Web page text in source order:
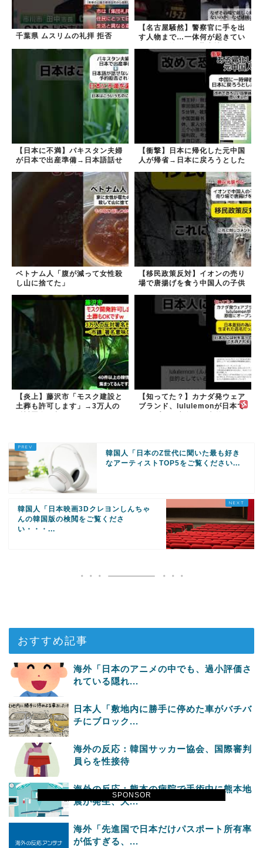
SPONSOR
千葉県 ムスリムの礼拝 拒否
【名古屋騒然】警察官に手を出
す人物まで…一体何が起きてい
#japan
【日本に不満】パキスタン夫婦
が日本で出産準備→日本語話せ
【衝撃】日本に帰化した元中国
人が帰省→日本に戻ろうとした
ベトナム人「腹が減って女性殺
し山に捨てた」
【移民政策反対】イオンの売り
場で唐揚げを食う中国人の子供
【炎上】藤沢市「モスク建設と
土葬も許可します」→3万人の
【知ってた？】カナダ発ウェア
ブランド、lululemonが日本で
韓国人「日本のZ世代に聞いた最も好き
なアーティストTOP5をご覧ください...
韓国人「日本映画3Dクレヨンしんちゃ
んの韓国版の検閲をご覧くださ
い・・・...
おすすめ記事
海外「日本のアニメの中でも、過小評価さ
れている隠れ...
日本人「敷地内に勝手に停めた車がバチバ
チにブロック...
海外の反応：韓国サッカー協会、国際審判
員らを性接待
海外の反応：熊本の病院で手術中に熊本地
震が発生、大...
海外「先進国で日本だけパスポート所有率
が低すぎる、...